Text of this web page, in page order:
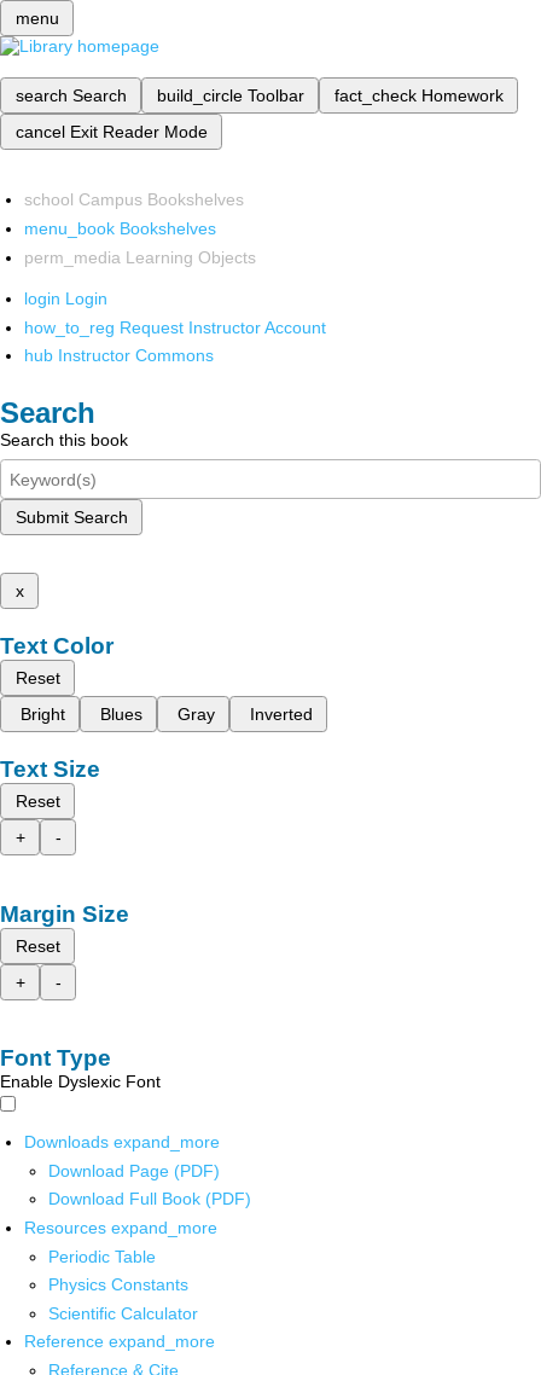
menu
search Search build_circle Toolbar fact_check Homework
cancel Exit Reader Mode
school Campus Bookshelves
menu_book Bookshelves
perm_media Learning Objects
login Login
how_to_reg Request Instructor Account
hub Instructor Commons
Search
Search this book
Submit Search
x
Text Color
Reset
Bright
Blues Gray Inverted
Text Size
Reset
+
-
Margin Size
Reset
+
-
Font Type
Enable Dyslexic Font
Downloads expand_more
Download Page (PDF)
Download Full Book (PDF)
Resources expand_more
Periodic Table
Physics Constants
Scientific Calculator
Reference expand_more
Reference & Cite